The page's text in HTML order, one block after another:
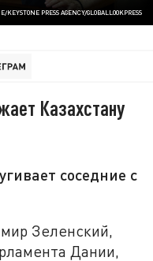
PRESS AGENCY/GLOBALLOOKPRESS
Казахстану
соседние с
Зеленский,
Дании,